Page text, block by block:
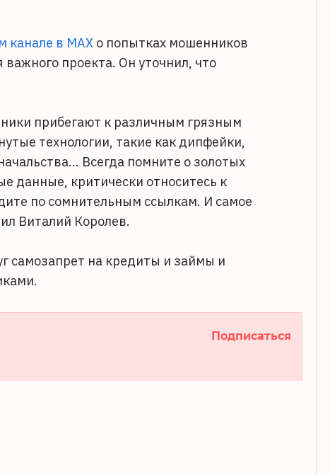
канале в MAX о попытках мошенников
проекта. Он уточнил, что
прибегают к различным грязным
технологии, такие как дипфейки,
Всегда помните о золотых
данные, критически относитесь к
по сомнительным ссылкам. И самое
Виталий Королев.
самозапрет на кредиты и займы и
Подписаться